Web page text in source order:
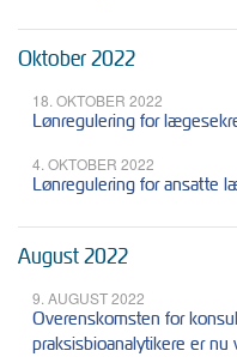
Oktober 2022
18. OKTOBER 2022
Lønregulering for
4. OKTOBER 2022
Lønregulering for ansatte
August 2022
9. AUGUST 2022
Overenskomsten for
praksisbioanalytikere er nu